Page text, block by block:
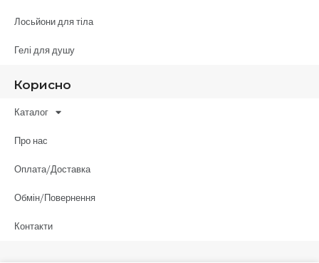
Лосьйони для тіла
Гелі для душу
Корисно
Каталог
Про нас
Оплата/Доставка
Обмін/Повернення
Контакти